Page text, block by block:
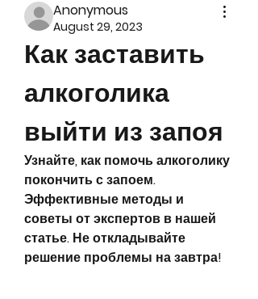
Anonymous
August 29, 2023
Как заставить
алкоголика
выйти из запоя
Узнайте, как помочь алкоголику
покончить с запоем.
Эффективные методы и
советы от экспертов в нашей
статье. Не откладывайте
решение проблемы на завтра!